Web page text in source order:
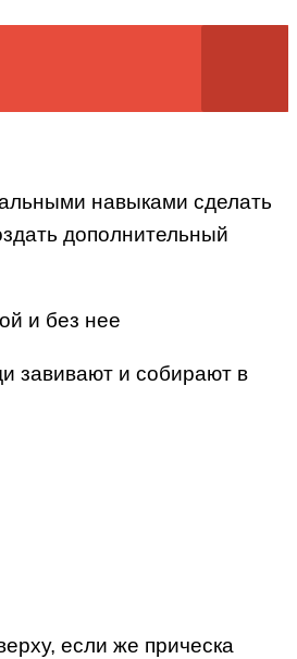
навыками сделать
дополнительный
завивают и собирают в
если же прическа